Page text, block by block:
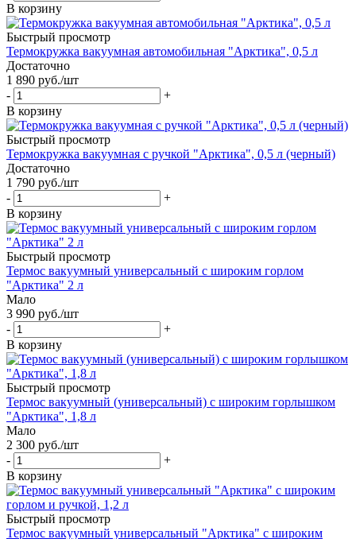
В корзину
Быстрый просмотр
Термокружка вакуумная автомобильная "Арктика", 0,5 л
Достаточно
1 890 руб./шт
-
+
В корзину
Быстрый просмотр
Термокружка вакуумная с ручкой "Арктика", 0,5 л (черный)
Достаточно
1 790 руб./шт
-
+
В корзину
Быстрый просмотр
Термос вакуумный универсальный с широким горлом
"Арктика" 2 л
Мало
3 990 руб./шт
-
+
В корзину
Быстрый просмотр
Термос вакуумный (универсальный) с широким горлышком
"Арктика", 1,8 л
Мало
2 300 руб./шт
-
+
В корзину
Быстрый просмотр
Термос вакуумный универсальный "Арктика" с широким